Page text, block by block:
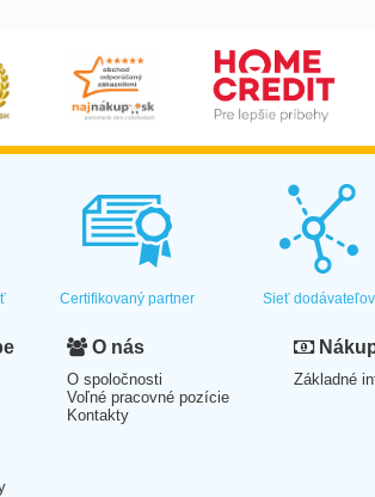
Certifikovaný partner Sieť dodávateľov
O nás
O spoločnosti
Voľné pracovné pozície
Kontakty
Základné